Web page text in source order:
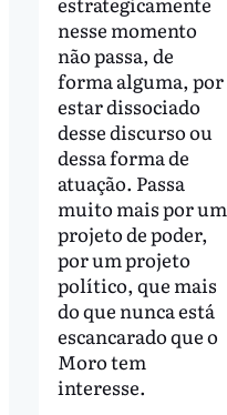
nesse momento
não passa, de
forma alguma, por
estar dissociado
desse discurso ou
dessa forma de
atuação. Passa
muito mais por um
projeto de poder,
por um projeto
político, que mais
do que nunca está
escancarado que o
Moro tem
interesse.